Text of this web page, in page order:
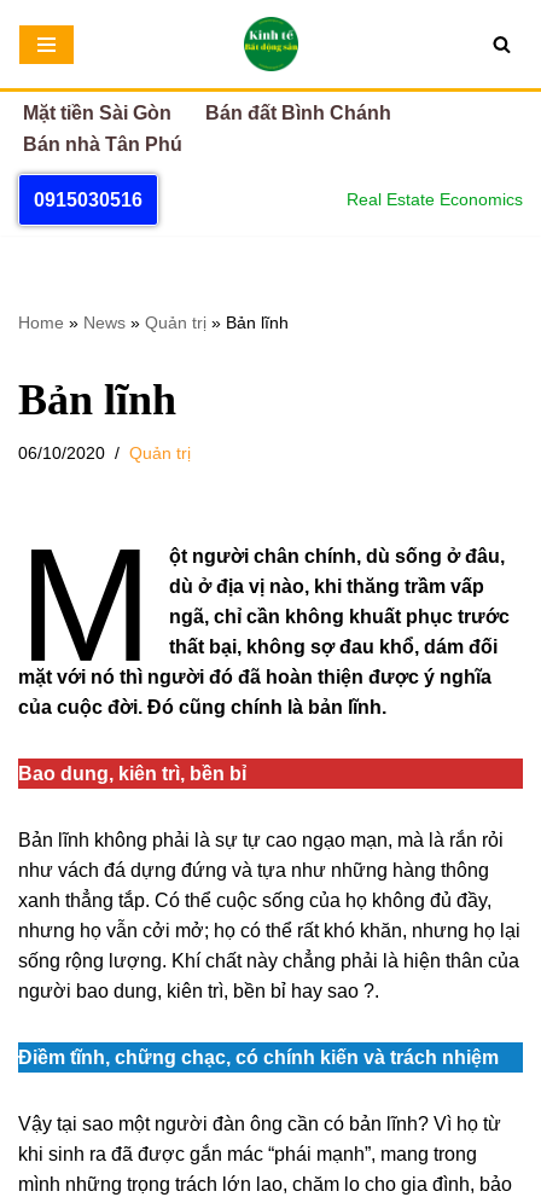
Chuyển
tới
nội
dung
Mặt tiền Sài Gòn
Bán đất Bình Chánh
Bán nhà Tân Phú
0915030516 Real Estate Economics
Home » News » Quản trị » Bản lĩnh
Bản lĩnh
06/10/2020 Quản trị
M
ột người chân chính, dù sống ở đâu,
dù ở địa vị nào, khi thăng trầm vấp
ngã, chỉ cần không khuất phục trước
thất bại, không sợ đau khổ, dám đối
mặt với nó thì người đó đã hoàn thiện được ý nghĩa
của cuộc đời. Đó cũng chính là bản lĩnh.
Bao dung, kiên trì, bền bỉ
Bản lĩnh không phải là sự tự cao ngạo mạn, mà là rắn rỏi
như vách đá dựng đứng và tựa như những hàng thông
xanh thẳng tắp. Có thể cuộc sống của họ không đủ đầy,
nhưng họ vẫn cởi mở; họ có thể rất khó khăn, nhưng họ lại
sống rộng lượng. Khí chất này chẳng phải là hiện thân của
người bao dung, kiên trì, bền bỉ hay sao ?.
Điềm tĩnh, chững chạc, có chính kiến và trách nhiệm
Vậy tại sao một người đàn ông cần có bản lĩnh? Vì họ từ
khi sinh ra đã được gắn mác “phái mạnh”, mang trong
mình những trọng trách lớn lao, chăm lo cho gia đình, bảo